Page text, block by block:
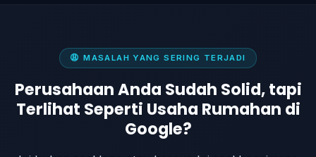
😩 MASALAH YANG SERING TERJADI
Perusahaan Anda Sudah Solid, tapi
Terlihat Seperti Usaha Rumahan di
Google?